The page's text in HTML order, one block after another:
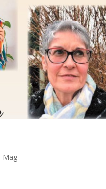
Mag'